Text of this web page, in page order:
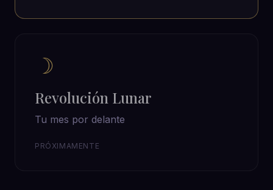
☽
Revolución Lunar
Tu mes por delante
PRÓXIMAMENTE